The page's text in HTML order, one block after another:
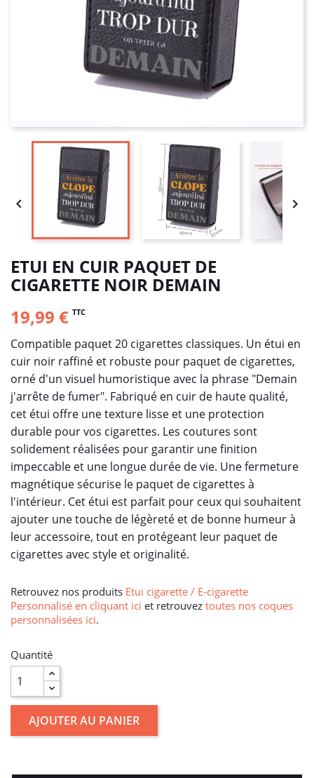
 
ETUI EN CUIR PAQUET DE
CIGARETTE NOIR DEMAIN
19,99 € TTC
Compatible paquet 20 cigarettes classiques. Un étui en
cuir noir raffiné et robuste pour paquet de cigarettes,
orné d'un visuel humoristique avec la phrase "Demain
j'arrête de fumer". Fabriqué en cuir de haute qualité,
cet étui offre une texture lisse et une protection
durable pour vos cigarettes. Les coutures sont
solidement réalisées pour garantir une finition
impeccable et une longue durée de vie. Une fermeture
magnétique sécurise le paquet de cigarettes à
l'intérieur. Cet étui est parfait pour ceux qui souhaitent
ajouter une touche de légèreté et de bonne humeur à
leur accessoire, tout en protégeant leur paquet de
cigarettes avec style et originalité.
Retrouvez nos produits Etui cigarette / E-cigarette
Personnalisé en cliquant ici et retrouvez toutes nos coques
personnalisées ici.
Quantité
AJOUTER AU PANIER